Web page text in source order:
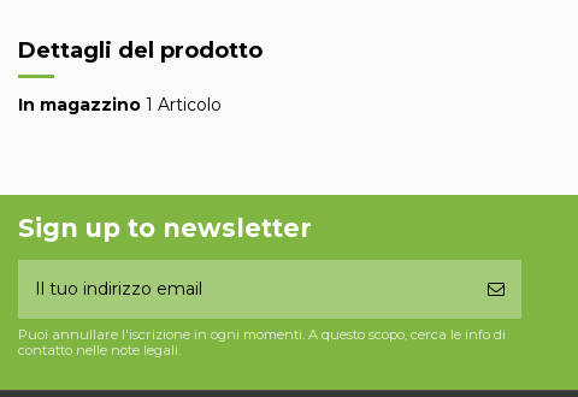
Dettagli del prodotto
In magazzino 1 Articolo
Sign up to newsletter
Puoi annullare l'iscrizione in ogni momenti. A questo scopo, cerca le info di
contatto nelle note legali.